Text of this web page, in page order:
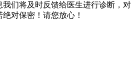
我们将及时反馈给医生进行诊断，对
对保密！请您放心！